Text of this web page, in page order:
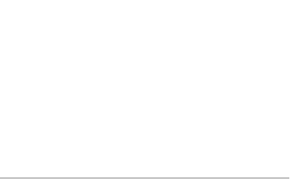
gut zu erkennen sind. Zum Beispiel werden in diesem Videokurs die
auf dem Brett erscheinen kann, lohnt es sich, ihn zu studieren.
für den Vereinsschachspieler Musik in den Ohren sein.